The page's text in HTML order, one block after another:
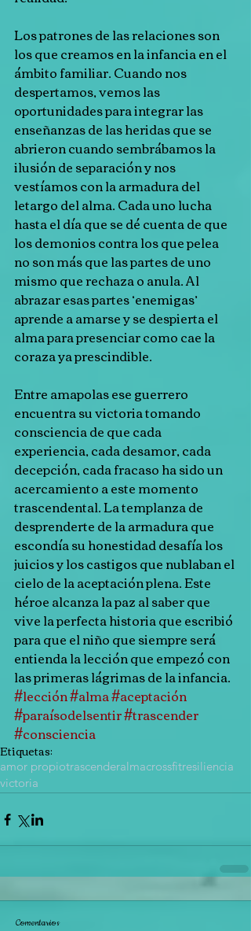
Los patrones de las relaciones son
los que creamos en la infancia en el
ámbito familiar. Cuando nos
despertamos, vemos las
oportunidades para integrar las
enseñanzas de las heridas que se
abrieron cuando sembrábamos la
ilusión de separación y nos
vestíamos con la armadura del
letargo del alma. Cada uno lucha
hasta el día que se dé cuenta de que
los demonios contra los que pelea
no son más que las partes de uno
mismo que rechaza o anula. Al
abrazar esas partes ‘enemigas’
aprende a amarse y se despierta el
alma para presenciar como cae la
coraza ya prescindible.
Entre amapolas ese guerrero
encuentra su victoria tomando
consciencia de que cada
experiencia, cada desamor, cada
decepción, cada fracaso ha sido un
acercamiento a este momento
trascendental. La templanza de
desprenderte de la armadura que
escondía su honestidad desafía los
juicios y los castigos que nublaban el
cielo de la aceptación plena. Este
héroe alcanza la paz al saber que
vive la perfecta historia que escribió
para que el niño que siempre será
entienda la lección que empezó con
las primeras lágrimas de la infancia.
#lección#alma#aceptación
#paraísodelsentir#trascender
#consciencia
Etiquetas:
amor propiotrascenderalmacrossfitresiliencia
victoria
Comentarios